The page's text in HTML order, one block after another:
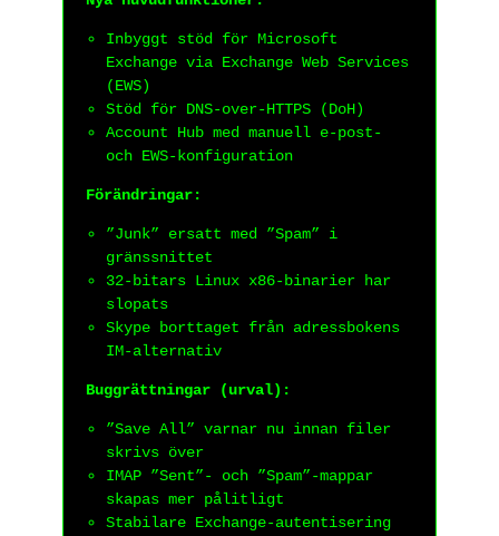
Inbyggt stöd för Microsoft
Exchange via Exchange Web Services
(EWS)
Stöd för DNS-over-HTTPS (DoH)
Account Hub med manuell e-post-
och EWS-konfiguration
Förändringar:
”Junk” ersatt med ”Spam” i
gränssnittet
32-bitars Linux x86-binarier har
slopats
Skype borttaget från adressbokens
IM-alternativ
Buggrättningar (urval):
”Save All” varnar nu innan filer
skrivs över
IMAP ”Sent”- och ”Spam”-mappar
skapas mer pålitligt
Stabilare Exchange-autentisering